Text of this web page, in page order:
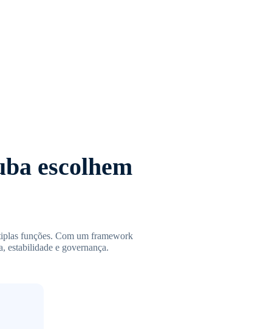
escolhem
funções. Com um framework
estabilidade e governança.